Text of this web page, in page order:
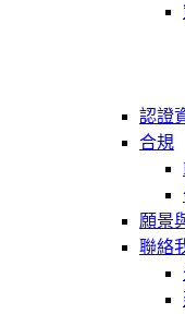
認證
合規
願景
聯絡